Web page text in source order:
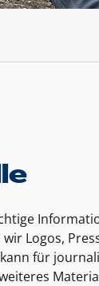
Logos,
für